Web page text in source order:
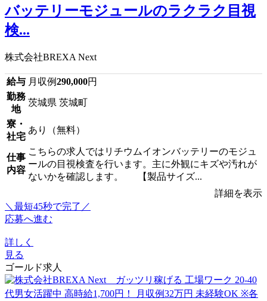
バッテリーモジュールのラクラク目視
検...
株式会社BREXA Next
給与 月収例290,000円
勤務
地
茨城県 茨城町
寮・
社宅
あり（無料）
仕事
内容
こちらの求人ではリチウムイオンバッテリーのモジュ
ールの目視検査を行います。主に外観にキズや汚れが
ないかを確認します。 【製品サイズ...
詳細を表示
＼最短45秒で完了／
応募へ進む
詳しく
見る
ゴールド求人